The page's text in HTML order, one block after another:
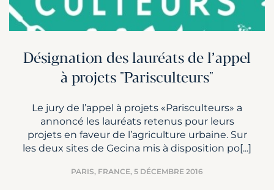
Désignation des lauréats de l’appel
à projets "Parisculteurs"
Le jury de l’appel à projets «Parisculteurs» a
annoncé les lauréats retenus pour leurs
projets en faveur de l’agriculture urbaine. Sur
les deux sites de Gecina mis à disposition po[...]
PARIS, FRANCE, 5 DÉCEMBRE 2016